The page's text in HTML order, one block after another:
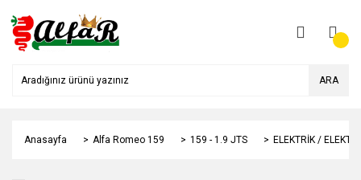
ARA
Anasayfa Alfa Romeo 159 159 - 1.9 JTS ELEKTRİK /